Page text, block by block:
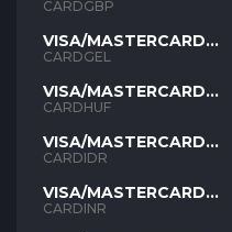
GBP
CARDGBP
VISA/MASTERCARD
GEL
CARDGEL
VISA/MASTERCARD
HUF
CARDHUF
VISA/MASTERCARD
IDR
CARDIDR
VISA/MASTERCARD
INR
CARDINR